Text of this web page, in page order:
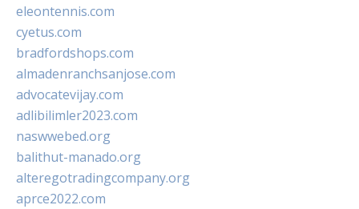
eleontennis.com
cyetus.com
bradfordshops.com
almadenranchsanjose.com
advocatevijay.com
adlibilimler2023.com
naswwebed.org
balithut-manado.org
alteregotradingcompany.org
aprce2022.com